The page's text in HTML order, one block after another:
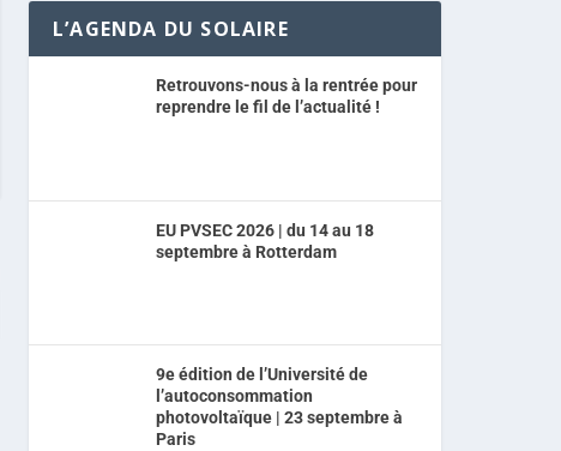
L’AGENDA DU SOLAIRE
Retrouvons-nous à la rentrée pour
reprendre le fil de l’actualité !
EU PVSEC 2026 | du 14 au 18
septembre à Rotterdam
9e édition de l’Université de
l’autoconsommation
photovoltaïque | 23 septembre à
Paris